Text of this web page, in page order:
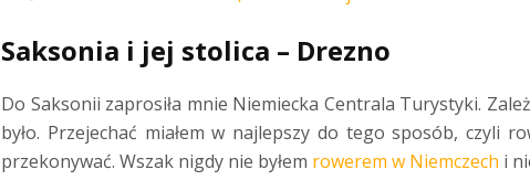
Saksonia i jej stolica – Drezno
Do Saksonii zaprosiła mnie Niemiecka Centrala Turystyki.
było. Przejechać miałem w najlepszy do tego sposób, czyli
przekonywać. Wszak nigdy nie byłem rowerem w Niemczech i